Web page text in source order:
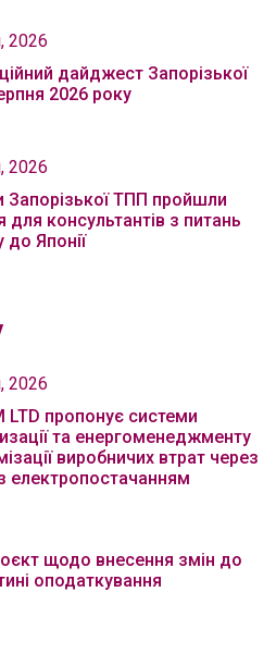
2026
дайджест Запорізької
2026 року
2026
Запорізької ТПП пройшли
для консультантів з питань
до Японії
2026
LTD пропонує системи
та енергоменеджменту
виробничих втрат через
електропостачанням
щодо внесення змін до
оподаткування